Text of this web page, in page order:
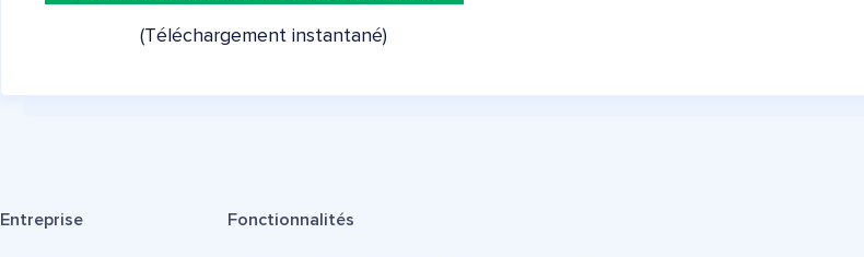
(Téléchargement instantané)
Entreprise Fonctionnalités